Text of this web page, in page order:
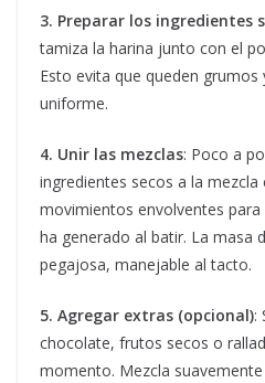
3. Preparar los ingredientes
tamiza la harina junto con el
Esto evita que queden grumos
uniforme.
4. Unir las mezclas: Poco a
ingredientes secos a la
movimientos envolventes
ha generado al batir. La masa
pegajosa, manejable al tacto.
5. Agregar extras (opcional):
chocolate, frutos secos o
momento. Mezcla